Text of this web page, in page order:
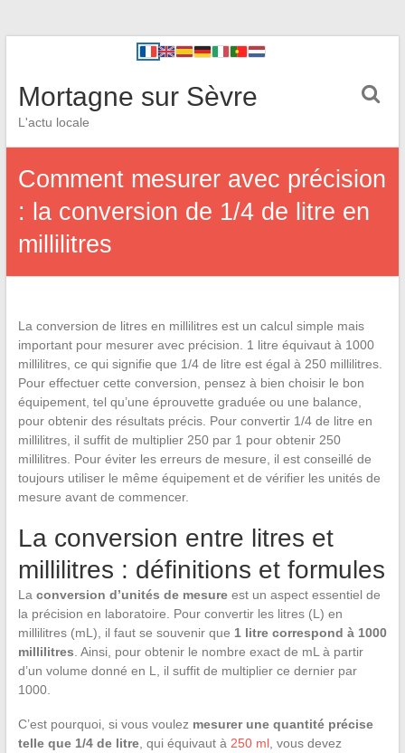
Mortagne sur Sèvre
L'actu locale
Comment mesurer avec précision
: la conversion de 1/4 de litre en
millilitres
La conversion de litres en millilitres est un calcul simple mais
important pour mesurer avec précision. 1 litre équivaut à 1000
millilitres, ce qui signifie que 1/4 de litre est égal à 250 millilitres.
Pour effectuer cette conversion, pensez à bien choisir le bon
équipement, tel qu’une éprouvette graduée ou une balance,
pour obtenir des résultats précis. Pour convertir 1/4 de litre en
millilitres, il suffit de multiplier 250 par 1 pour obtenir 250
millilitres. Pour éviter les erreurs de mesure, il est conseillé de
toujours utiliser le même équipement et de vérifier les unités de
mesure avant de commencer.
La conversion entre litres et
millilitres : définitions et formules
La conversion d’unités de mesureest un aspect essentiel de
la précision en laboratoire. Pour convertir les litres (L) en
millilitres (mL), il faut se souvenir que 1 litre correspond à 1000
millilitres . Ainsi, pour obtenir le nombre exact de mL à partir
d’un volume donné en L, il suffit de multiplier ce dernier par
1000.
C’est pourquoi, si vous voulez mesurer une quantité précise
telle que 1/4 de litre, qui équivaut à 250 ml, vous devez